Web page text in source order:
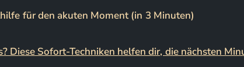
für den akuten Moment (in 3 Minuten)